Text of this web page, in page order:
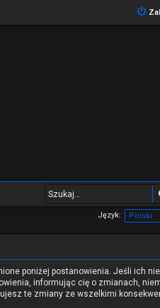
Język:
poniżej postanowienia. Jeśli ich nie
informując cię o zmianach,
te zmiany ze wszelkimi